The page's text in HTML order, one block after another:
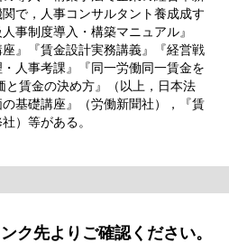
で，人事コンサルタント養成成す
事制度導入・構築マニュアル』
』『賃金設計実務講義』『経営戦
人事考課』『同一労働同一賃金を
賃金の決め方』（以上，日本法
基礎講座』（労働新聞社），『賃
）等がある。
ク先よりご確認ください。